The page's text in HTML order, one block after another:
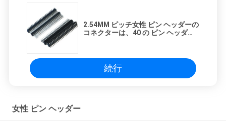
2.54MM ピッチ女性 ピン ヘッダーの
コネクターは、40 の ピン ヘッダー
続行
女性 ピン ヘッダー